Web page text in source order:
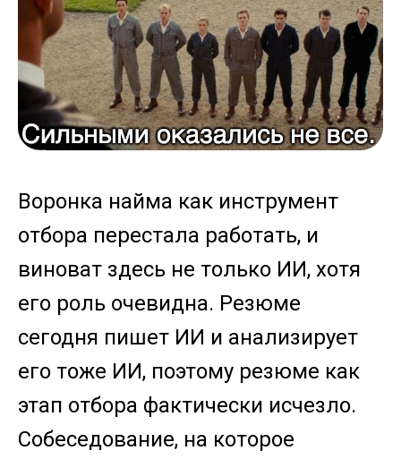
Воронка найма как инструмент
отбора перестала работать, и
виноват здесь не только ИИ, хотя
его роль очевидна. Резюме
сегодня пишет ИИ и анализирует
его тоже ИИ, поэтому резюме как
этап отбора фактически исчезло.
Собеседование, на которое